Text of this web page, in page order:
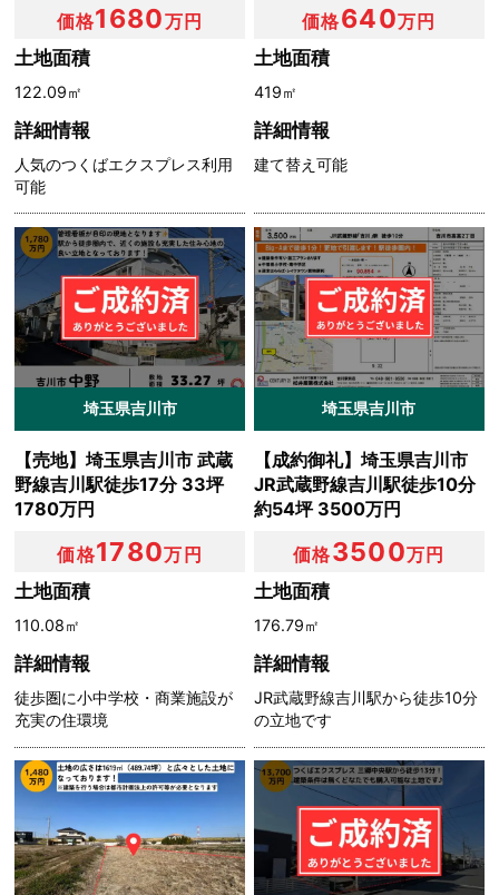
価格1680万円
土地面積
122.09㎡
詳細情報
人気のつくばエクスプレス利用
可能
価格640万円
土地面積
419㎡
詳細情報
建て替え可能
埼玉県吉川市
【売地】埼玉県吉川市 武蔵
野線吉川駅徒歩17分 33坪
1780万円
価格1780万円
土地面積
110.08㎡
詳細情報
徒歩圏に小中学校・商業施設が
充実の住環境
埼玉県吉川市
【成約御礼】埼玉県吉川市
JR武蔵野線吉川駅徒歩10分
約54坪 3500万円
価格3500万円
土地面積
176.79㎡
詳細情報
JR武蔵野線吉川駅から徒歩10分
の立地です